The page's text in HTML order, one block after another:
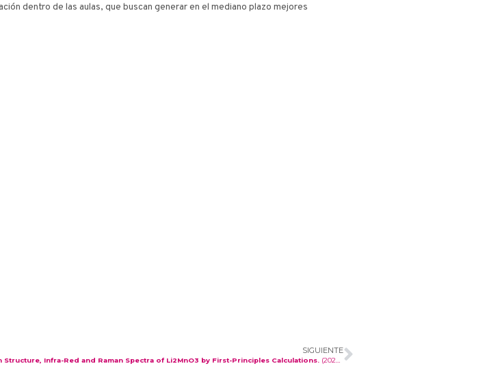
dentro de las aulas, que buscan generar en el mediano plazo mejores
SIGUIENTE
Structure, Infra-Red and Raman Spectra of Li2MnO3 by First-Principles Calculations. (2022). Pulido, R.; Naceas, N.; Martin-Palma, R.; Agulló-Rueda, F.; Ferró, V.;